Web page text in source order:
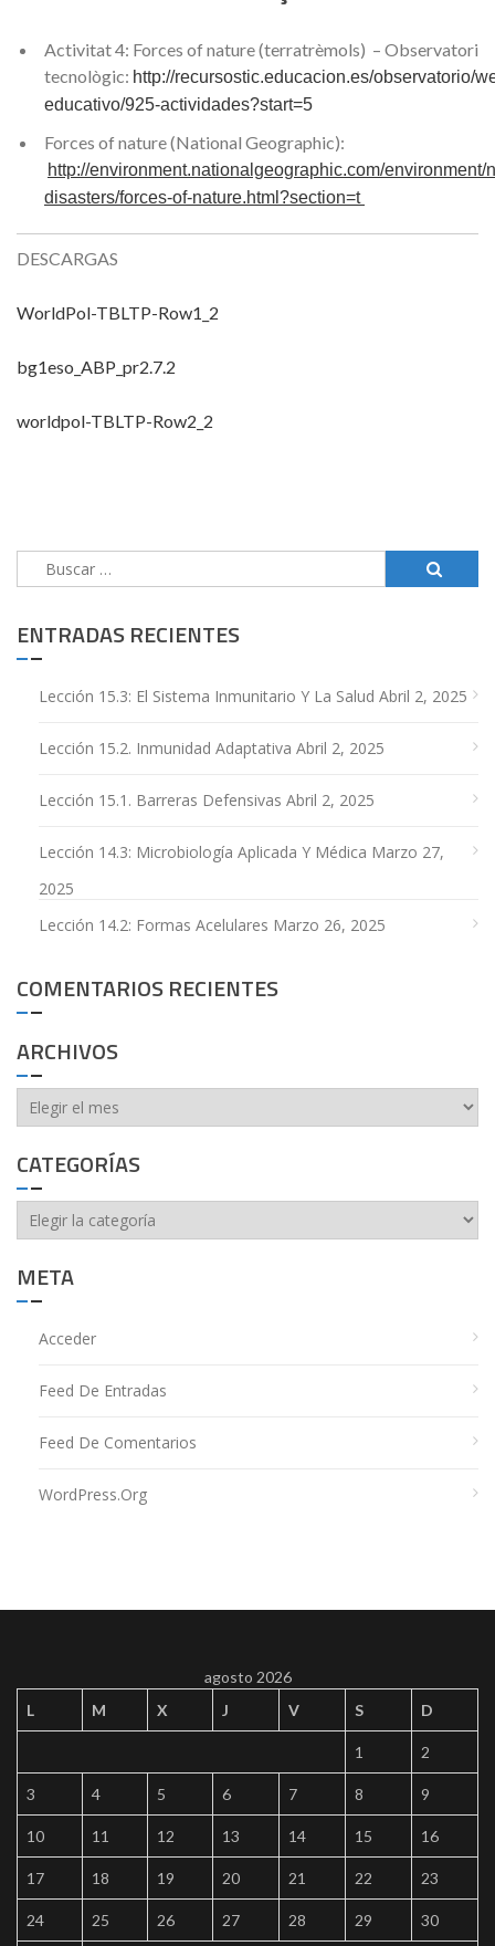
Activitat 4: Forces of nature (terratrèmols) – Observatori
tecnològic: http://recursostic.educacion.es/observatorio/
educativo/925-actividades?start=5
Forces of nature (National Geographic):
http://environment.nationalgeographic.com/environment/
disasters/forces-of-nature.html?section=t
DESCARGAS
WorldPol-TBLTP-Row1_2
bg1eso_ABP_pr2.7.2
worldpol-TBLTP-Row2_2
Buscar:
ENTRADAS RECIENTES
Lección 15.3: El Sistema Inmunitario Y La Salud Abril 2, 2025
Lección 15.2. Inmunidad Adaptativa Abril 2, 2025
Lección 15.1. Barreras Defensivas Abril 2, 2025
Lección 14.3: Microbiología Aplicada Y Médica Marzo 27,
2025
Lección 14.2: Formas Acelulares Marzo 26, 2025
COMENTARIOS RECIENTES
ARCHIVOS
Archivos
CATEGORÍAS
Categorías
META
Acceder
Feed De Entradas
Feed De Comentarios
WordPress.org
agosto 2026
L
M X J V S D
1 2
3 4 5 6 7 8 9
10 11 12 13 14 15 16
17 18 19 20 21 22 23
24 25 26 27 28 29 30